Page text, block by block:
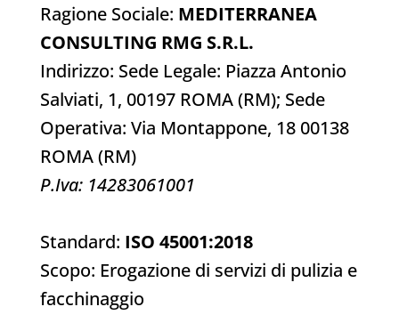
Ragione Sociale: MEDITERRANEA
CONSULTING RMG S.R.L.
Indirizzo: Sede Legale: Piazza Antonio
Salviati, 1, 00197 ROMA (RM); Sede
Operativa: Via Montappone, 18 00138
ROMA (RM)
P.Iva: 14283061001
Standard: ISO 45001:2018
Scopo: Erogazione di servizi di pulizia e
facchinaggio